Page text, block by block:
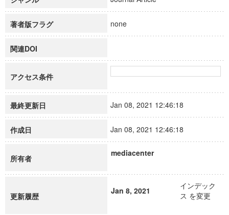
著者版フラグ none
関連DOI
アクセス条件
最終更新日 Jan 08, 2021 12:46:18
作成日 Jan 08, 2021 12:46:18
所有者
mediacenter
更新履歴
Jan 8, 2021
インデック
ス を変更